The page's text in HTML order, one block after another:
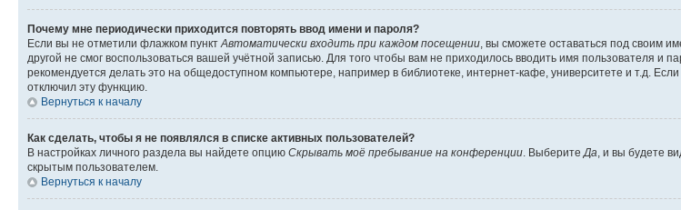
Почему мне периодически приходится повторять ввод имени и пароля?
Если вы не отметили флажком пункт Автоматически входить при каждом посещении , вы сможете оставаться под своим
другой не смог воспользоваться вашей учётной записью. Для того чтобы вам не приходилось вводить имя пользователя
рекомендуется делать это на общедоступном компьютере, например в библиотеке, интернет-кафе, университете и т.д. Если
отключил эту функцию.
Вернуться к началу
Как сделать, чтобы я не появлялся в списке активных пользователей?
В настройках личного раздела вы найдете опцию Скрывать моё пребывание на конференции . Выберите Да , и вы будете
скрытым пользователем.
Вернуться к началу